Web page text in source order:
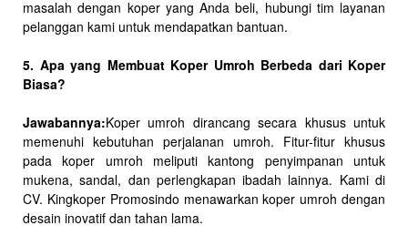
masalah dengan koper yang Anda beli, hubungi tim layanan
pelanggan kami untuk mendapatkan bantuan.
5. Apa yang Membuat Koper Umroh Berbeda dari Koper
Biasa?
Jawabannya:Koper umroh dirancang secara khusus untuk
memenuhi kebutuhan perjalanan umroh. Fitur-fitur khusus
pada koper umroh meliputi kantong penyimpanan untuk
mukena, sandal, dan perlengkapan ibadah lainnya. Kami di
CV. Kingkoper Promosindo menawarkan koper umroh dengan
desain inovatif dan tahan lama.